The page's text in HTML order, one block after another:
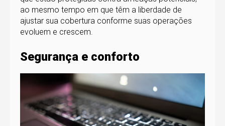
ao mesmo tempo em que têm a liberdade de
ajustar sua cobertura conforme suas operações
evoluem e crescem.
Segurança e conforto